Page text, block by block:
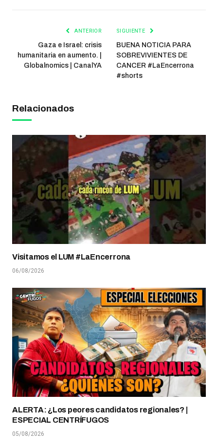
ANTERIOR
Gaza e Israel: crisis
humanitaria en aumento. |
Globalnomics | CanalYA
SIGUIENTE
BUENA NOTICIA PARA
SOBREVIVIENTES DE
CANCER #LaEncerrona
#shorts
Relacionados
Visitamos el LUM #LaEncerrona
06/08/2026
ALERTA: ¿Los peores candidatos regionales? |
ESPECIAL CENTRÍFUGOS
05/08/2026